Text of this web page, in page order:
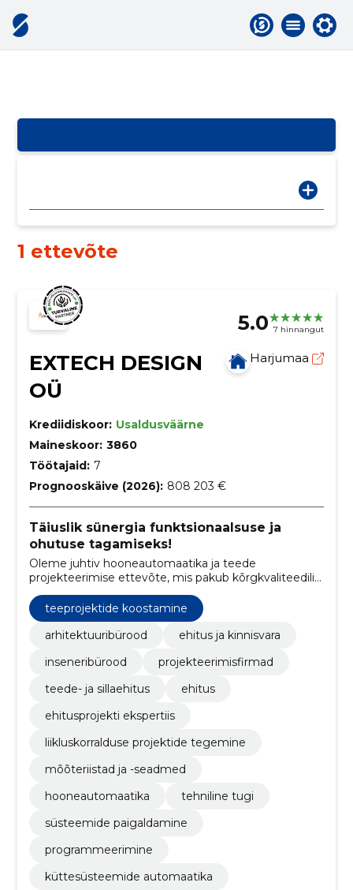
1 ettevõte
5.0 7 hinnangut
EXTECH DESIGN
OÜ
Harjumaa
Krediidiskoor: Usaldusväärne
Maineskoor: 3860
Töötajaid: 7
Prognooskäive (2026): 808 203 €
Täiuslik sünergia funktsionaalsuse ja
ohutuse tagamiseks!
Oleme juhtiv hooneautomaatika ja teede
projekteerimise ettevõte, mis pakub kõrgkvaliteedilisi
automaatikalahendusi ja terviklikke teeinfrastruktuuri
projekte.
teeprojektide koostamine
arhitektuuribürood
ehitus ja kinnisvara
inseneribürood
projekteerimisfirmad
teede- ja sillaehitus
ehitus
ehitusprojekti ekspertiis
liikluskorralduse projektide tegemine
mõõteriistad ja -seadmed
hooneautomaatika
tehniline tugi
süsteemide paigaldamine
programmeerimine
küttesüsteemide automaatika